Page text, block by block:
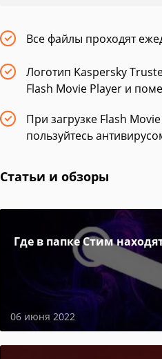
Все файлы проходят
Логотип Kaspersky
Flash Movie Player и
При загрузке Flash
пользуйтесь
Статьи и обзоры
Где в папке Стим
06 июня 2022